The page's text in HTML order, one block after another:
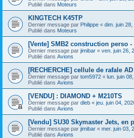
Publié dans Moteurs
KINGTECH K45TP
Dernier message par Philippe « dim. juin
Publié dans Moteurs
[Vente] SMB2 construction perso -
Dernier message par jimibar « ven. juin 26,
Publié dans Avions
[RECHERCHE] cellule de rafale
Dernier message par tom5972 « lun. juin
Publié dans Avions
[VENDU] : DIAMOND + M210TS
Dernier message par dleb « jeu. juin 04,
Publié dans Avions
[Vendu] SU30 Skymaster Jets, en
Dernier message par jimibar « mer. juin 03,
Publié dans Avions